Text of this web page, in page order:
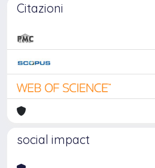
Citazioni
social impact